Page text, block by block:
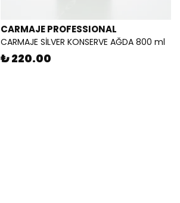
CARMAJE PROFESSIONAL
CARMAJE SİLVER KONSERVE AĞDA 800 ml
₺ 220.00